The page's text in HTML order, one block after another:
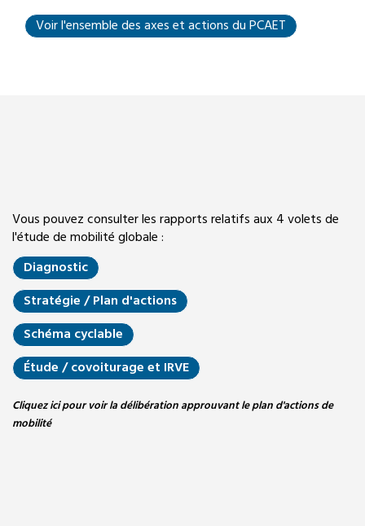
Voir l'ensemble des axes et actions du PCAET
Vous pouvez consulter les rapports relatifs aux 4 volets de
l'étude de mobilité globale :
Diagnostic
Stratégie / Plan d'actions
Schéma cyclable
Étude / covoiturage et IRVE
Cliquez ici pour voir la délibération approuvant le plan d'actions de
mobilité